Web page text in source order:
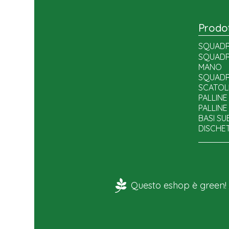
MANO
BASI
Questo eshop è